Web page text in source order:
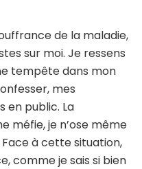
de la maladie,
sur moi. Je ressens
tempête dans mon
mes
en public. La
méfie, je n’ose même
à cette situation,
comme je sais si bien